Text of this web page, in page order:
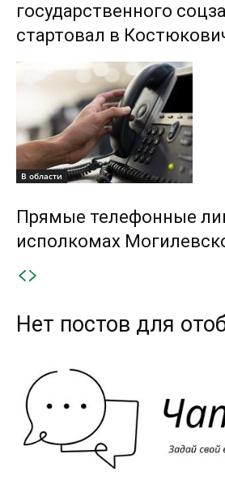
государственного
стартовал в
В области
Прямые телефонные
исполкомах
Нет постов для